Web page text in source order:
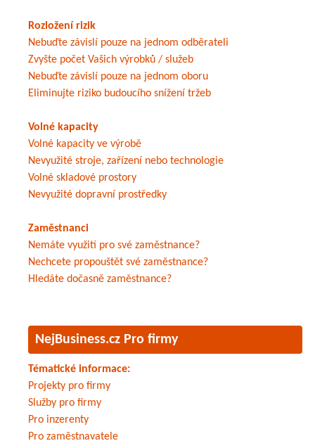
Rozložení rizik
Nebuďte závislí pouze na jednom odběrateli
Zvyšte počet Vašich výrobků / služeb
Nebuďte závislí pouze na jednom oboru
Eliminujte riziko budoucího snížení tržeb
Volné kapacity
Volné kapacity ve výrobě
Nevyužité stroje, zařízení nebo technologie
Volné skladové prostory
Nevyužité dopravní prostředky
Zaměstnanci
Nemáte využití pro své zaměstnance?
Nechcete propouštět své zaměstnance?
Hledáte dočasně zaměstnance?
NejBusiness.cz Pro firmy
Tématické informace:
Projekty pro firmy
Služby pro firmy
Pro inzerenty
Pro zaměstnavatele